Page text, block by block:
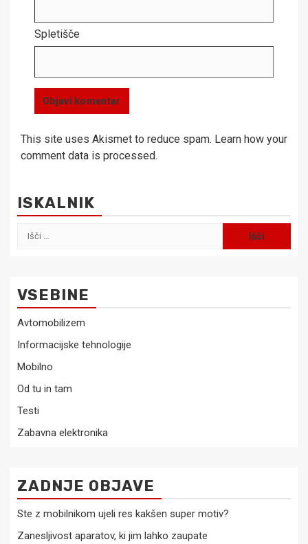
Spletišče
This site uses Akismet to reduce spam. Learn how your
comment data is processed.
ISKALNIK
Išči:
VSEBINE
Avtomobilizem
Informacijske tehnologije
Mobilno
Od tu in tam
Testi
Zabavna elektronika
ZADNJE OBJAVE
Ste z mobilnikom ujeli res kakšen super motiv?
Zanesljivost aparatov, ki jim lahko zaupate